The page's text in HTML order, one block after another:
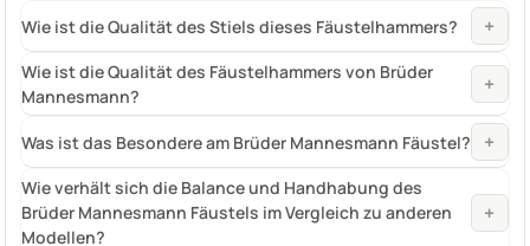
Wie ist die Qualität des Stiels dieses Fäustelhammers? +
Wie ist die Qualität des Fäustelhammers von Brüder
Mannesmann?
+
Was ist das Besondere am Brüder Mannesmann Fäustel? +
Wie verhält sich die Balance und Handhabung des
Brüder Mannesmann Fäustels im Vergleich zu anderen
Modellen?
+